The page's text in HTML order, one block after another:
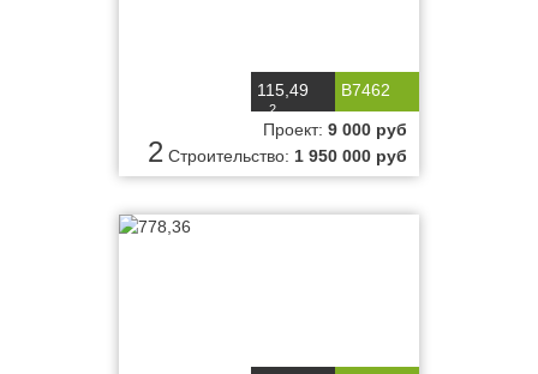
B7462
115,49
м2
2
Проект: 9 000 руб
Строительство: 1 950 000 руб